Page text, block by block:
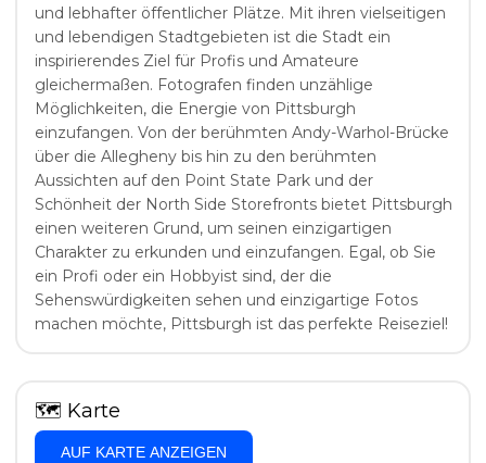
und lebhafter öffentlicher Plätze. Mit ihren vielseitigen
und lebendigen Stadtgebieten ist die Stadt ein
inspirierendes Ziel für Profis und Amateure
gleichermaßen. Fotografen finden unzählige
Möglichkeiten, die Energie von Pittsburgh
einzufangen. Von der berühmten Andy-Warhol-Brücke
über die Allegheny bis hin zu den berühmten
Aussichten auf den Point State Park und der
Schönheit der North Side Storefronts bietet Pittsburgh
einen weiteren Grund, um seinen einzigartigen
Charakter zu erkunden und einzufangen. Egal, ob Sie
ein Profi oder ein Hobbyist sind, der die
Sehenswürdigkeiten sehen und einzigartige Fotos
machen möchte, Pittsburgh ist das perfekte Reiseziel!
🗺 Karte
AUF KARTE ANZEIGEN